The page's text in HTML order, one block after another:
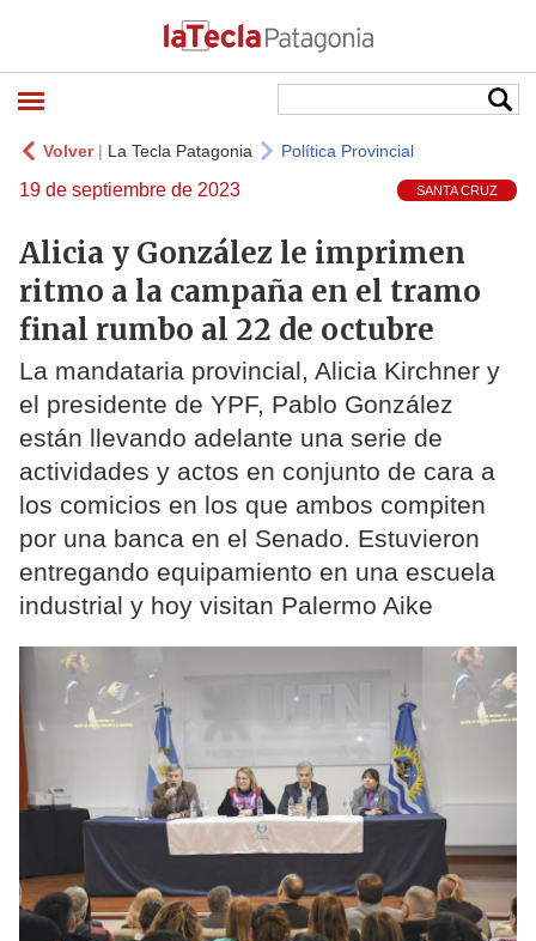
Volver| La Tecla Patagonia Política Provincial
19 de septiembre de 2023 SANTA CRUZ
Alicia y González le imprimen
ritmo a la campaña en el tramo
final rumbo al 22 de octubre
La mandataria provincial, Alicia Kirchner y
el presidente de YPF, Pablo González
están llevando adelante una serie de
actividades y actos en conjunto de cara a
los comicios en los que ambos compiten
por una banca en el Senado. Estuvieron
entregando equipamiento en una escuela
industrial y hoy visitan Palermo Aike